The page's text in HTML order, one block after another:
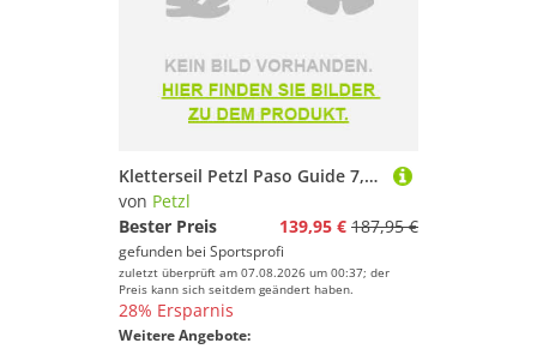
Kletterseil Petzl Paso Guide 7,7mm 2026
von Petzl
Bester Preis
139,95 € 187,95 €
gefunden bei Sportsprofi
zuletzt überprüft am 07.08.2026 um 00:37; der
Preis kann sich seitdem geändert haben.
28% Ersparnis
Weitere Angebote: